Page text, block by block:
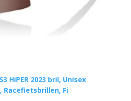
Racefietsbrillen, Fi